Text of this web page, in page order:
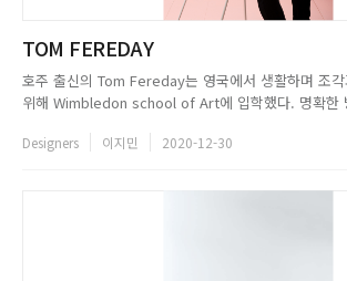
TOM FEREDAY
호주 출신의 Tom Fereday는 영국에서 생활하며 조
위해 Wimbledon school of Art에 입학했다. 명확한
제를 해결하려 노력하는 것이며, 이는 도전적이고 흥분
Designers 이지민 2020-12-30